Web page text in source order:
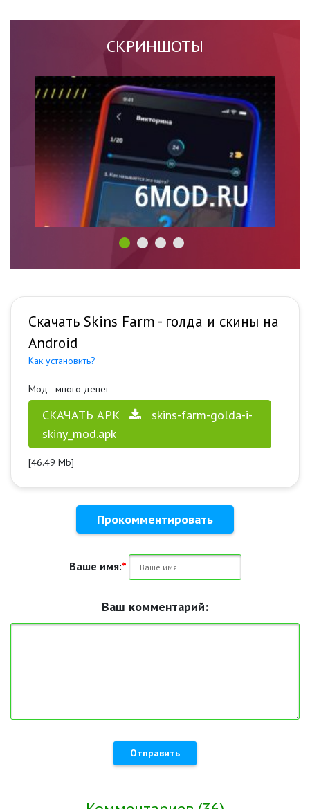
СКРИНШОТЫ
Скачать Skins Farm - голда и скины на
Android
Как установить?
Мод - много денег
СКАЧАТЬ APK
skins-farm-golda-i-
skiny_mod.apk
[46.49 Mb]
Прокомментировать
Ваше имя:*
Ваш комментарий:
Отправить